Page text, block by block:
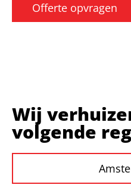
Offerte opvragen
Wij
volgende